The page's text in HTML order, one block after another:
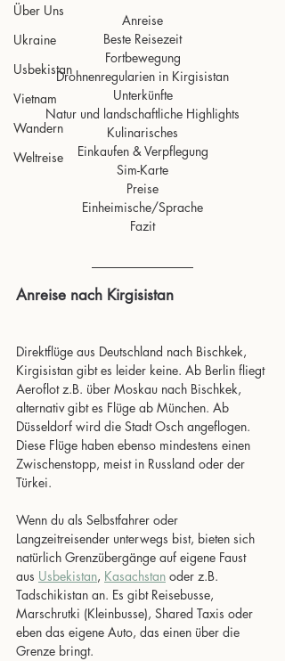
Über Uns
Ukraine
Usbekistan
Vietnam
Wandern
Weltreise
Anreise
Beste Reisezeit
Fortbewegung
Drohnenregularien in Kirgisistan
Unterkünfte
Natur und landschaftliche Highlights
Kulinarisches
Einkaufen & Verpflegung
Sim-Karte
Preise
Einheimische/Sprache
Fazit
Anreise nach Kirgisistan
Direktflüge aus Deutschland nach Bischkek,
Kirgisistan gibt es leider keine. Ab Berlin fliegt
Aeroflot z.B. über Moskau nach Bischkek,
alternativ gibt es Flüge ab München. Ab
Düsseldorf wird die Stadt Osch angeflogen.
Diese Flüge haben ebenso mindestens einen
Zwischenstopp, meist in Russland oder der
Türkei.
Wenn du als Selbstfahrer oder
Langzeitreisender unterwegs bist, bieten sich
natürlich Grenzübergänge auf eigene Faust
aus Usbekistan, Kasachstan oder z.B.
Tadschikistan an. Es gibt Reisebusse,
Marschrutki (Kleinbusse), Shared Taxis oder
eben das eigene Auto, das einen über die
Grenze bringt.